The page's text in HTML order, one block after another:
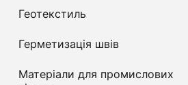
Геотекстиль
Герметизація швів
Матеріали для промислових